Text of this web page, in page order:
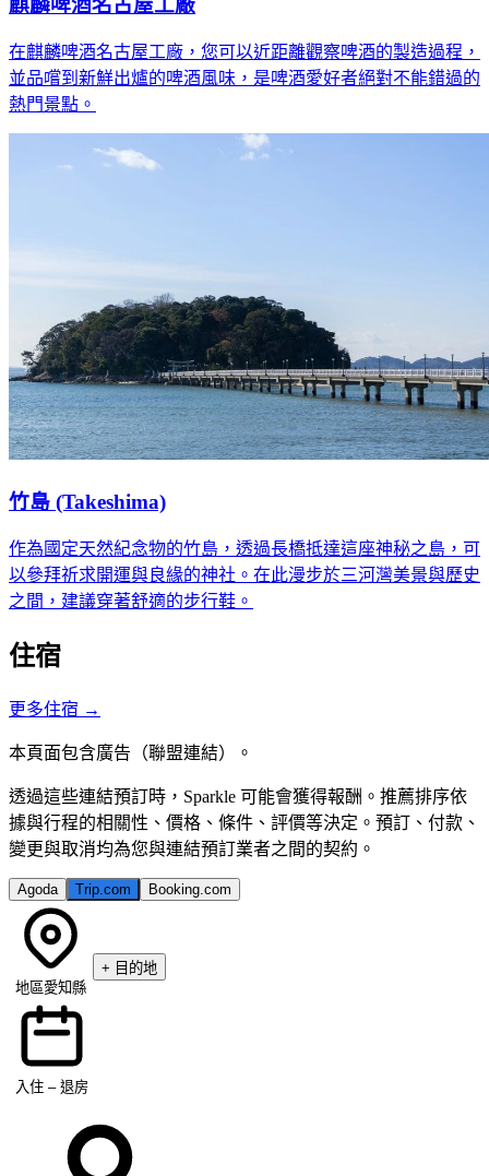
在麒麟啤酒名古屋工廠，您可以近距離觀察啤酒的製造過程，
並品嚐到新鮮出爐的啤酒風味，是啤酒愛好者絕對不能錯過的
熱門景點。
竹島 (Takeshima)
作為國定天然紀念物的竹島，透過長橋抵達這座神秘之島，可
以參拜祈求開運與良緣的神社。在此漫步於三河灣美景與歷史
之間，建議穿著舒適的步行鞋。
住宿
更多住宿 →
本頁面包含廣告（聯盟連結）。
透過這些連結預訂時，Sparkle 可能會獲得報酬。推薦排序依
據與行程的相關性、價格、條件、評價等決定。預訂、付款、
變更與取消均為您與連結預訂業者之間的契約。
Agoda Trip.com Booking.com
地區愛知縣
+ 目的地
入住 – 退房